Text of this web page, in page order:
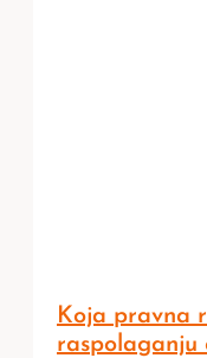
Koja pravna
raspolaganju